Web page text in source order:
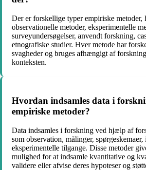
Der er forskellige typer empiriske metoder,
observationelle metoder, eksperimentelle
surveyundersøgelser, anvendt forskning,
etnografiske studier. Hver metode har
svagheder og bruges afhængigt af
konteksten.
Hvordan indsamles data i
empiriske metoder?
Data indsamles i forskning ved hjælp af
som observation, målinger,
eksperimentelle tilgange. Disse metoder
mulighed for at indsamle kvantitative og
validere eller afvise deres hypoteser og